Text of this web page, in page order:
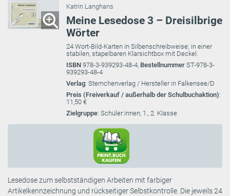
Katrin Langhans
Meine Lesedose 3 – Dreisilbrige
Wörter
24 Wort-Bild-Karten in Silbenschreibweise; in einer
stabilen, stapelbaren Klarsichtbox mit Deckel.
ISBN 978-3-939293-48-4, Bestellnummer ST-978-3-
939293-48-4
Verlag: Sternchenverlag / Hersteller in Falkensee/D
Preis (Freiverkauf / außerhalb der Schulbuchaktion):
11,50 €
Zielgruppe: Schüler:innen, 1., 2. Klasse
Lesedose zum selbstständigen Arbeiten mit farbiger
Artikelkennzeichnung und rückseitiger Selbstkontrolle. Die jeweils 24